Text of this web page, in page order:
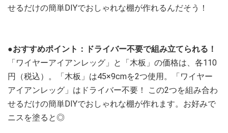
せるだけの簡単DIYでおしゃれな棚が作れるんだそう！
●おすすめポイント：ドライバー不要で組み立てられる！
「ワイヤーアイアンレッグ」と「木板」の価格は、各110
円（税込）。「木板」は45×9cmを2つ使用。「ワイヤー
アイアンレッグ」はドライバー不要！ この2つを組み合わ
せるだけの簡単DIYでおしゃれな棚が作れます。お好みで
ニスを塗ると◎